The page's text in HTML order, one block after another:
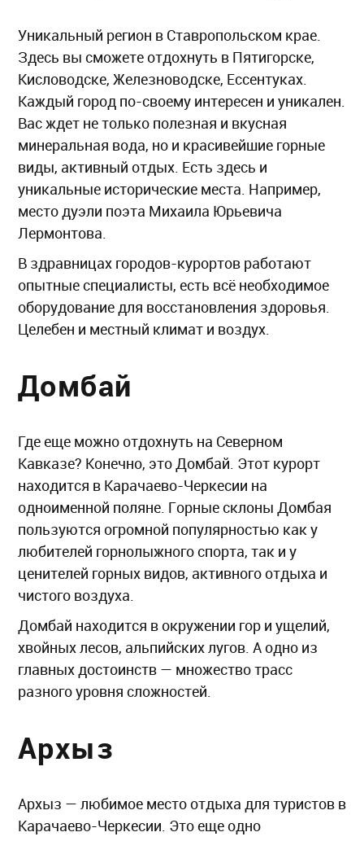
Уникальный регион в Ставропольском крае.
Здесь вы сможете отдохнуть в Пятигорске,
Кисловодске, Железноводске, Ессентуках.
Каждый город по-своему интересен и уникален.
Вас ждет не только полезная и вкусная
минеральная вода, но и красивейшие горные
виды, активный отдых. Есть здесь и
уникальные исторические места. Например,
место дуэли поэта Михаила Юрьевича
Лермонтова.
В здравницах городов-курортов работают
опытные специалисты, есть всё необходимое
оборудование для восстановления здоровья.
Целебен и местный климат и воздух.
Домбай
Где еще можно отдохнуть на Северном
Кавказе? Конечно, это Домбай. Этот курорт
находится в Карачаево-Черкесии на
одноименной поляне. Горные склоны Домбая
пользуются огромной популярностью как у
любителей горнолыжного спорта, так и у
ценителей горных видов, активного отдыха и
чистого воздуха.
Домбай находится в окружении гор и ущелий,
хвойных лесов, альпийских лугов. А одно из
главных достоинств — множество трасс
разного уровня сложностей.
Архыз
Архыз — любимое место отдыха для туристов в
Карачаево-Черкесии. Это еще одно